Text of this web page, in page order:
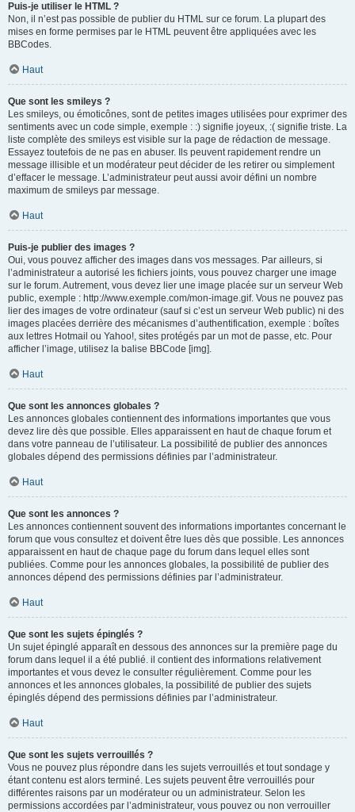
Puis-je utiliser le HTML ?
Non, il n’est pas possible de publier du HTML sur ce forum. La plupart des
mises en forme permises par le HTML peuvent être appliquées avec les
BBCodes.
Haut
Que sont les smileys ?
Les smileys, ou émoticônes, sont de petites images utilisées pour exprimer des
sentiments avec un code simple, exemple : :) signifie joyeux, :( signifie triste. La
liste complète des smileys est visible sur la page de rédaction de message.
Essayez toutefois de ne pas en abuser. Ils peuvent rapidement rendre un
message illisible et un modérateur peut décider de les retirer ou simplement
d’effacer le message. L’administrateur peut aussi avoir défini un nombre
maximum de smileys par message.
Haut
Puis-je publier des images ?
Oui, vous pouvez afficher des images dans vos messages. Par ailleurs, si
l’administrateur a autorisé les fichiers joints, vous pouvez charger une image
sur le forum. Autrement, vous devez lier une image placée sur un serveur Web
public, exemple : http://www.exemple.com/mon-image.gif. Vous ne pouvez pas
lier des images de votre ordinateur (sauf si c’est un serveur Web public) ni des
images placées derrière des mécanismes d’authentification, exemple : boîtes
aux lettres Hotmail ou Yahoo!, sites protégés par un mot de passe, etc. Pour
afficher l’image, utilisez la balise BBCode [img].
Haut
Que sont les annonces globales ?
Les annonces globales contiennent des informations importantes que vous
devez lire dès que possible. Elles apparaissent en haut de chaque forum et
dans votre panneau de l’utilisateur. La possibilité de publier des annonces
globales dépend des permissions définies par l’administrateur.
Haut
Que sont les annonces ?
Les annonces contiennent souvent des informations importantes concernant le
forum que vous consultez et doivent être lues dès que possible. Les annonces
apparaissent en haut de chaque page du forum dans lequel elles sont
publiées. Comme pour les annonces globales, la possibilité de publier des
annonces dépend des permissions définies par l’administrateur.
Haut
Que sont les sujets épinglés ?
Un sujet épinglé apparaît en dessous des annonces sur la première page du
forum dans lequel il a été publié. il contient des informations relativement
importantes et vous devez le consulter régulièrement. Comme pour les
annonces et les annonces globales, la possibilité de publier des sujets
épinglés dépend des permissions définies par l’administrateur.
Haut
Que sont les sujets verrouillés ?
Vous ne pouvez plus répondre dans les sujets verrouillés et tout sondage y
étant contenu est alors terminé. Les sujets peuvent être verrouillés pour
différentes raisons par un modérateur ou un administrateur. Selon les
permissions accordées par l’administrateur, vous pouvez ou non verrouiller